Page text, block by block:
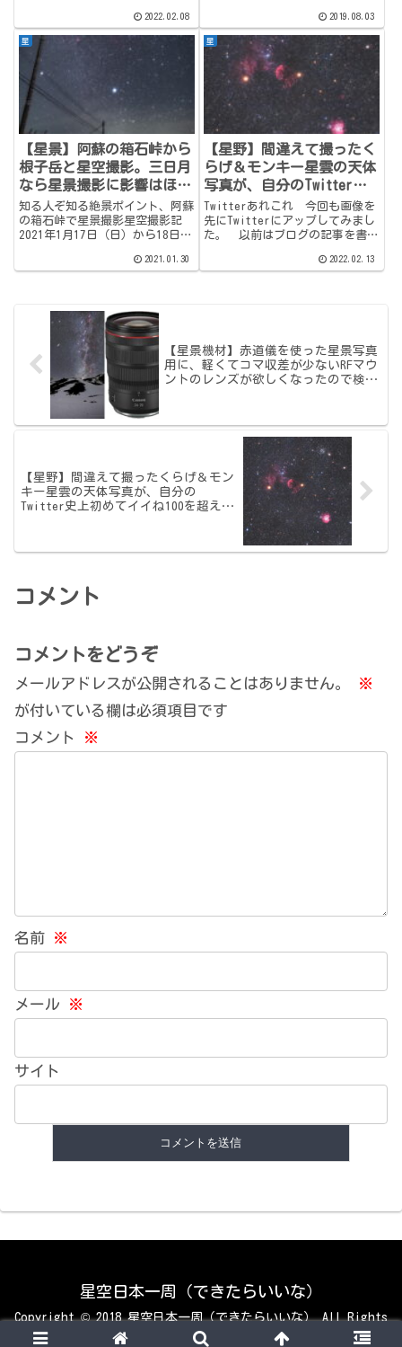
もそれなりに増えてきて、一応ど
の画角にも対応できるようにはな
りましたが、まだまだ充実させた
いと考える今日この頃です。
特...
2022.02.08
は星景撮影でしたが、思いがけず
もう一つ素晴らしい景色にお目に
かかることができました。年齢を
重ねるに連れ、日常生活はおろ
か...
2019.08.03
星
【星景】阿蘇の箱石峠から
根子岳と星空撮影。三日月
なら星景撮影に影響はほぼ
皆無、いやむしろ好都合
（条件次第）だと知った夜
知る人ぞ知る絶景ポイント、阿蘇
の箱石峠で星景撮影星空撮影記
2021年1月17日（日）から18日
21：41、月出 10：35薄明終
2021.01.30
星
【星野】間違えて撮ったく
らげ＆モンキー星雲の天体
写真が、自分のTwitter史
上初めてイイね100を超え
てしまった話。
Twitterあれこれ 今回も画像を
先にTwitterにアップしてみまし
た。 以前はブログの記事を書い
なつぶやきをしてリンクを貼って
2022.02.13
【星景機材】赤道儀を使った星景写真
用に、軽くてコマ収差が少ないRFマウ
ントのレンズが欲しくなったので検討
【星野】間違えて撮ったくらげ＆モン
キー星雲の天体写真が、自分の
Twitter史上初めてイイね100を超えて
コメント
コメントをどうぞ
メールアドレスが公開されることはありません。
※
が付いている欄は必須項目です
コメント
※
名前 ※
メール ※
サイト
星空日本一周（できたらいいな）
Copyright © 2018 星空日本一周（できたらいいな） All Rights
Reserved.